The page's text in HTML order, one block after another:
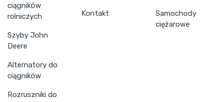
ciągników
rolniczych
Szyby John
Deere
Alternatory do
ciągników
Rozruszniki do
Kontakt
Samochody
ciężarowe